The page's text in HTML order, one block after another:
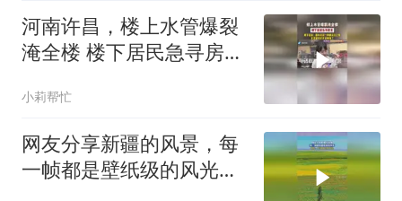
河南许昌，楼上水管爆裂
淹全楼 楼下居民急寻房
了
小莉帮忙
网友分享新疆的风景，每
一帧都是壁纸级的风光，